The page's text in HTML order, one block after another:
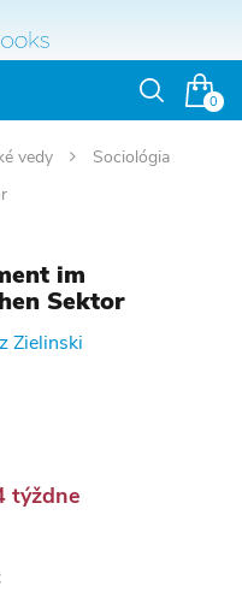
0
Otvoriť
vedy
Sociológia
im
Sektor
Zielinski
týždne